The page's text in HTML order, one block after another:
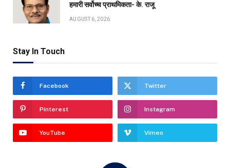
हमारी सर्वोच्च प्राथमिकता- के. राजू
AUGUST 6, 2026
Stay In Touch
Facebook Twitter
Pinterest Instagram
YouTube Vimeo